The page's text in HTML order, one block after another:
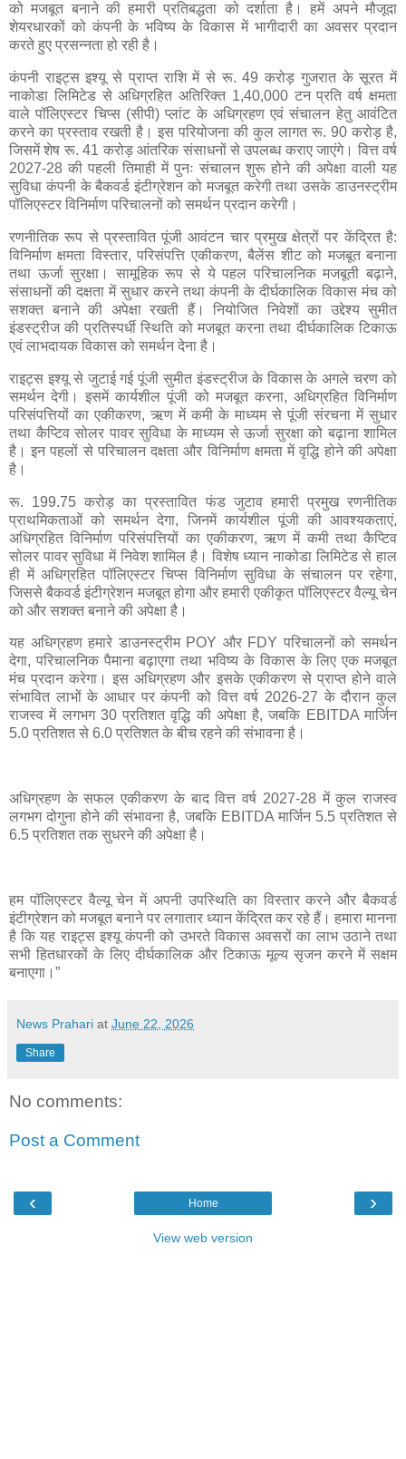
को मजबूत बनाने की हमारी प्रतिबद्धता को दर्शाता है। हमें अपने मौजूदा
शेयरधारकों को कंपनी के भविष्य के विकास में भागीदारी का अवसर प्रदान
करते हुए प्रसन्नता हो रही है।
कंपनी राइट्स इश्यू से प्राप्त राशि में से रू. 49 करोड़ गुजरात के सूरत में
नाकोडा लिमिटेड से अधिग्रहित अतिरिक्त 1,40,000 टन प्रति वर्ष क्षमता
वाले पॉलिएस्टर चिप्स (सीपी) प्लांट के अधिग्रहण एवं संचालन हेतु आवंटित
करने का प्रस्ताव रखती है। इस परियोजना की कुल लागत रू. 90 करोड़ है,
जिसमें शेष रू. 41 करोड़ आंतरिक संसाधनों से उपलब्ध कराए जाएंगे। वित्त वर्ष
2027-28 की पहली तिमाही में पुनः संचालन शुरू होने की अपेक्षा वाली यह
सुविधा कंपनी के बैकवर्ड इंटीग्रेशन को मजबूत करेगी तथा उसके डाउनस्ट्रीम
पॉलिएस्टर विनिर्माण परिचालनों को समर्थन प्रदान करेगी।
रणनीतिक रूप से प्रस्तावित पूंजी आवंटन चार प्रमुख क्षेत्रों पर केंद्रित है:
विनिर्माण क्षमता विस्तार, परिसंपत्ति एकीकरण, बैलेंस शीट को मजबूत बनाना
तथा ऊर्जा सुरक्षा। सामूहिक रूप से ये पहल परिचालनिक मजबूती बढ़ाने,
संसाधनों की दक्षता में सुधार करने तथा कंपनी के दीर्घकालिक विकास मंच को
सशक्त बनाने की अपेक्षा रखती हैं। नियोजित निवेशों का उद्देश्य सुमीत
इंडस्ट्रीज की प्रतिस्पर्धी स्थिति को मजबूत करना तथा दीर्घकालिक टिकाऊ
एवं लाभदायक विकास को समर्थन देना है।
राइट्स इश्यू से जुटाई गई पूंजी सुमीत इंडस्ट्रीज के विकास के अगले चरण को
समर्थन देगी। इसमें कार्यशील पूंजी को मजबूत करना, अधिग्रहित विनिर्माण
परिसंपत्तियों का एकीकरण, ऋण में कमी के माध्यम से पूंजी संरचना में सुधार
तथा कैप्टिव सोलर पावर सुविधा के माध्यम से ऊर्जा सुरक्षा को बढ़ाना शामिल
है। इन पहलों से परिचालन दक्षता और विनिर्माण क्षमता में वृद्धि होने की अपेक्षा
है।
रू. 199.75 करोड़ का प्रस्तावित फंड जुटाव हमारी प्रमुख रणनीतिक
प्राथमिकताओं को समर्थन देगा, जिनमें कार्यशील पूंजी की आवश्यकताएं,
अधिग्रहित विनिर्माण परिसंपत्तियों का एकीकरण, ऋण में कमी तथा कैप्टिव
सोलर पावर सुविधा में निवेश शामिल है। विशेष ध्यान नाकोडा लिमिटेड से हाल
ही में अधिग्रहित पॉलिएस्टर चिप्स विनिर्माण सुविधा के संचालन पर रहेगा,
जिससे बैकवर्ड इंटीग्रेशन मजबूत होगा और हमारी एकीकृत पॉलिएस्टर वैल्यू चेन
को और सशक्त बनाने की अपेक्षा है।
यह अधिग्रहण हमारे डाउनस्ट्रीम POY और FDY परिचालनों को समर्थन
देगा, परिचालनिक पैमाना बढ़ाएगा तथा भविष्य के विकास के लिए एक मजबूत
मंच प्रदान करेगा। इस अधिग्रहण और इसके एकीकरण से प्राप्त होने वाले
संभावित लाभों के आधार पर कंपनी को वित्त वर्ष 2026-27 के दौरान कुल
राजस्व में लगभग 30 प्रतिशत वृद्धि की अपेक्षा है, जबकि EBITDA मार्जिन
5.0 प्रतिशत से 6.0 प्रतिशत के बीच रहने की संभावना है।
अधिग्रहण के सफल एकीकरण के बाद वित्त वर्ष 2027-28 में कुल राजस्व
लगभग दोगुना होने की संभावना है, जबकि EBITDA मार्जिन 5.5 प्रतिशत से
6.5 प्रतिशत तक सुधरने की अपेक्षा है।
हम पॉलिएस्टर वैल्यू चेन में अपनी उपस्थिति का विस्तार करने और बैकवर्ड
इंटीग्रेशन को मजबूत बनाने पर लगातार ध्यान केंद्रित कर रहे हैं। हमारा मानना
है कि यह राइट्स इश्यू कंपनी को उभरते विकास अवसरों का लाभ उठाने तथा
सभी हितधारकों के लिए दीर्घकालिक और टिकाऊ मूल्य सृजन करने में सक्षम
बनाएगा।”
News Prahari at June 22, 2026
Share
No comments:
Post a Comment
‹ ›
Home
View web version